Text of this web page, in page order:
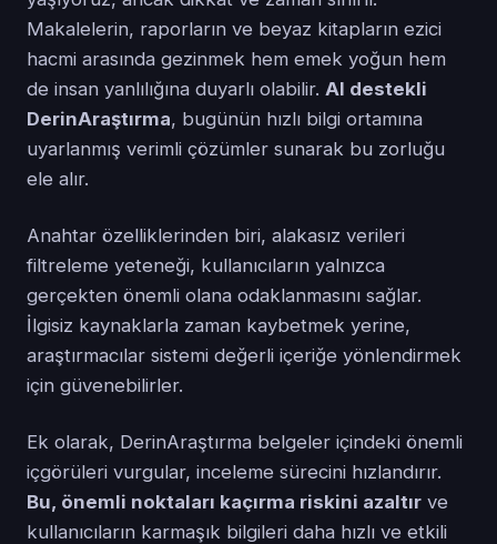
Makalelerin, raporların ve beyaz kitapların ezici
hacmi arasında gezinmek hem emek yoğun hem
de insan yanlılığına duyarlı olabilir. AI destekli
DerinAraştırma, bugünün hızlı bilgi ortamına
uyarlanmış verimli çözümler sunarak bu zorluğu
ele alır.
Anahtar özelliklerinden biri, alakasız verileri
filtreleme yeteneği, kullanıcıların yalnızca
gerçekten önemli olana odaklanmasını sağlar.
İlgisiz kaynaklarla zaman kaybetmek yerine,
araştırmacılar sistemi değerli içeriğe yönlendirmek
için güvenebilirler.
Ek olarak, DerinAraştırma belgeler içindeki önemli
içgörüleri vurgular, inceleme sürecini hızlandırır.
Bu, önemli noktaları kaçırma riskini azaltır ve
kullanıcıların karmaşık bilgileri daha hızlı ve etkili